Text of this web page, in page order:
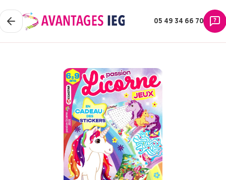
05 49 34 66 70